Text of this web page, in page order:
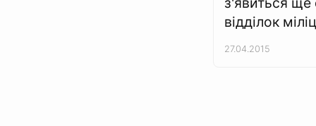
відділок
27.04.2015